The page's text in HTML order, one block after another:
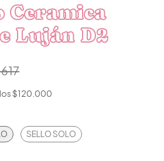
Ceramica
Luján D2
$120.000
SELLO SOLO